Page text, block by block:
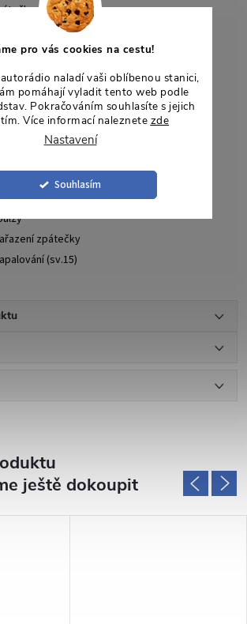
pro vás cookies na cestu!
naladí vaši oblíbenou stanici,
pomáhají vyladit tento web podle
Pokračováním souhlasíte s jejich
Více informací naleznete zde
Nastavení
Souhlasím
free z volantu
zpátečky
(sv.15)
ještě dokoupit